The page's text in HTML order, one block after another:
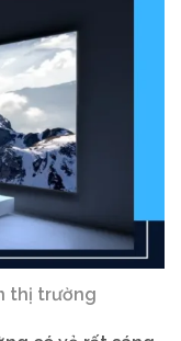
thị trường